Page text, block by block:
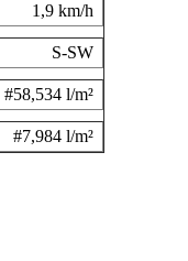
1,9 km/h
S-SW
#58,534 l/m²
#7,984 l/m²